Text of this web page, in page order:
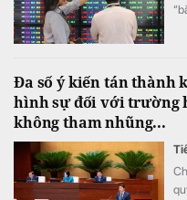
Đa số ý kiến tán thành
hình sự đối với trường
không tham nhũng...